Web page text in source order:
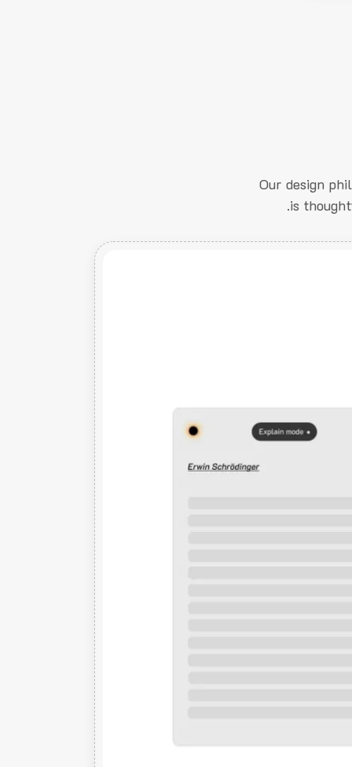
Our design
is